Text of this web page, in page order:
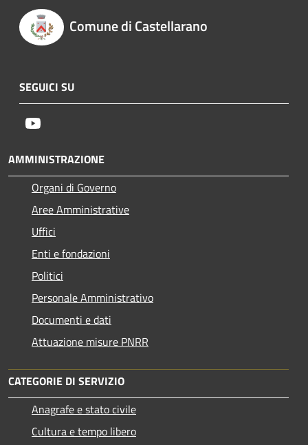
Comune di Castellarano
SEGUICI SU
AMMINISTRAZIONE
Organi di Governo
Aree Amministrative
Uffici
Enti e fondazioni
Politici
Personale Amministrativo
Documenti e dati
Attuazione misure PNRR
CATEGORIE DI SERVIZIO
Anagrafe e stato civile
Cultura e tempo libero